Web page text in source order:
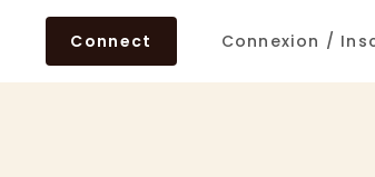
Connect Connexion /